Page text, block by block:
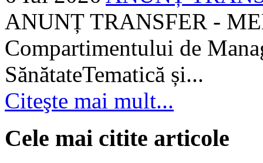
ANUNȚ TRANSFER -
Compartimentului de
SănătateTematică și...
Citeşte mai mult...
Cele mai citite articole